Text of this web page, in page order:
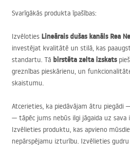
Svarīgākās produkta īpašības:
Izvēloties Lineārais dušas kanāls Rea
investējat kvalitātē un stilā, kas
standartu. Tā birstēta zelta izskats
greznības pieskārienu, un
skaistumu.
Atcerieties, ka piedāvājam ātru piegādi
— tāpēc jums nebūs ilgi jāgaida uz
Izvēlieties produktu, kas apvieno
nepārspējamu izturību. Izvēlieties